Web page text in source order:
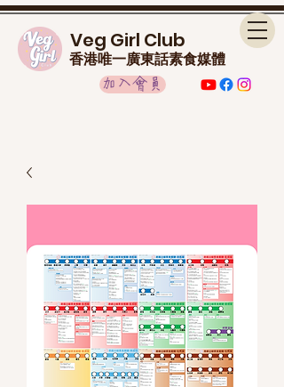
Veg Girl Club
香港唯一廣東話素食媒體
加入會員